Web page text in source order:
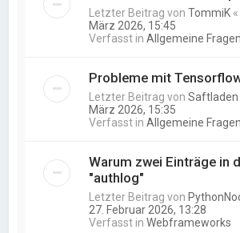
Letzter Beitrag vonTommiK «
März 2026, 15:45
Verfasst inAllgemeine Fragen
Probleme mit
Letzter Beitrag vonSaftladen
März 2026, 15:35
Verfasst inAllgemeine Fragen
Warum zwei Einträge in
"authlog"
Letzter Beitrag von
27. Februar 2026, 13:28
Verfasst inWebframeworks